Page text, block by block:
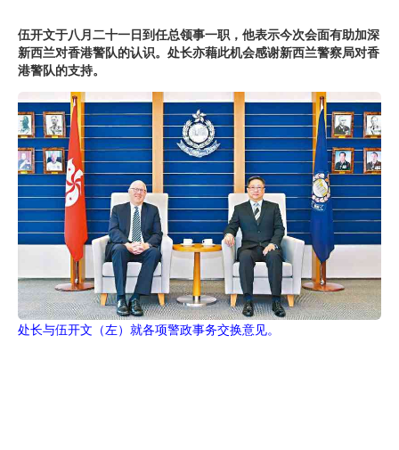
伍开文于八月二十一日到任总领事一职，他表示今次会面有助加深
新西兰对香港警队的认识。处长亦藉此机会感谢新西兰警察局对香
港警队的支持。
处长与伍开文（左）就各项警政事务交换意见。